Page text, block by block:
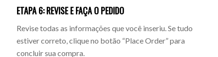
ETAPA 6: REVISE E FAÇA O PEDIDO
Revise todas as informações que você inseriu. Se tudo
estiver correto, clique no botão “Place Order” para
concluir sua compra.